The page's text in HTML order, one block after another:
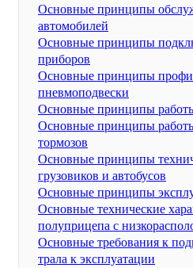
Основные принципы
автомобилей
Основные принципы
приборов
Основные принципы
пневмоподвески
Основные принципы
Основные принципы
тормозов
Основные принципы
грузовиков и автобусов
Основные принципы
Основные технические
полуприцепа с
Основные требования к
трала к эксплуатации